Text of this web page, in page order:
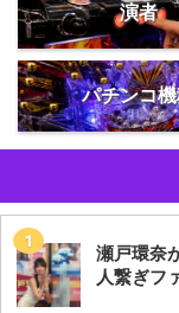
演者
パチンコ
瀬戸環奈
人繋ぎフ